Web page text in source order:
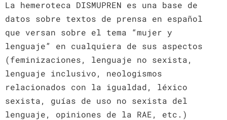
La hemeroteca DISMUPREN es una base de
datos sobre textos de prensa en español
que versan sobre el tema “mujer y
lenguaje” en cualquiera de sus aspectos
(feminizaciones, lenguaje no sexista,
lenguaje inclusivo, neologismos
relacionados con la igualdad, léxico
sexista, guías de uso no sexista del
lenguaje, opiniones de la RAE, etc.)